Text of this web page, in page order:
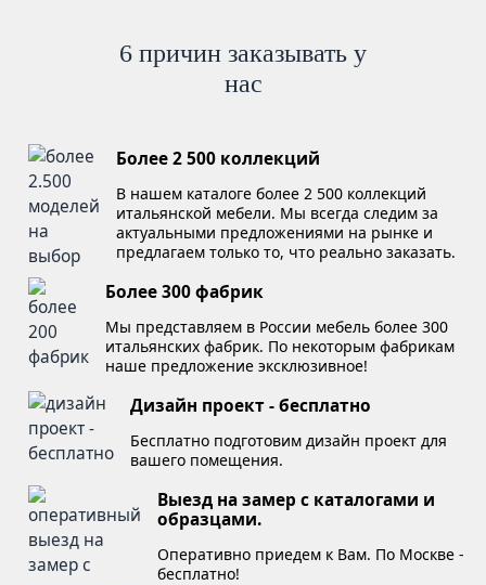
6 причин заказывать у
нас
Более 2 500 коллекций
В нашем каталоге более 2 500 коллекций
итальянской мебели. Мы всегда следим за
актуальными предложениями на рынке и
предлагаем только то, что реально заказать.
Более 300 фабрик
Мы представляем в России мебель более 300
итальянских фабрик. По некоторым фабрикам
наше предложение эксклюзивное!
Дизайн проект - бесплатно
Бесплатно подготовим дизайн проект для
вашего помещения.
Выезд на замер с каталогами и
образцами.
Оперативно приедем к Вам. По Москве -
бесплатно!